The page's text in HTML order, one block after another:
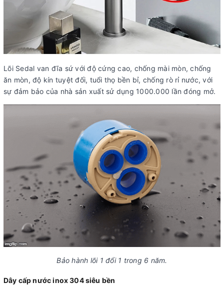
Lõi Sedal van đĩa sứ với độ cứng cao, chống mài mòn, chống
ăn mòn, độ kín tuyệt đối, tuổi thọ bền bỉ, chống rò rỉ nước, với
sự đảm bảo của nhà sản xuất sử dụng 1000.000 lần đóng mở.
Bảo hành lõi 1 đổi 1 trong 6 năm.
Dây cấp nước inox 304 siêu bền